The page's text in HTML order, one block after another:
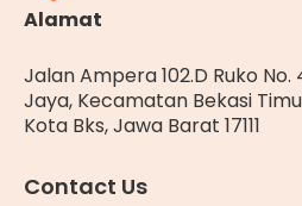
Alamat
Jalan Ampera 102.D Ruko
Jaya, Kecamatan Bekasi
Kota Bks, Jawa Barat 17111
Contact Us